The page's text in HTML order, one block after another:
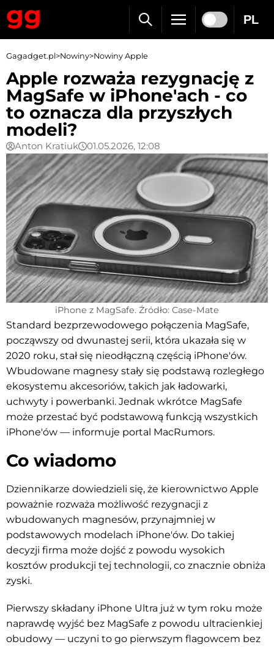
PL
Gagadget.pl>Nowiny>Nowiny Apple
Apple rozważa rezygnację z
MagSafe w iPhone'ach - co
to oznacza dla przyszłych
modeli?
Anton Kratiuk 01.05.2026, 12:08
iPhone z MagSafe. Źródło: Case-Mate
Standard bezprzewodowego połączenia MagSafe,
począwszy od dwunastej serii, która ukazała się w
2020 roku, stał się nieodłączną częścią iPhone'ów.
Wbudowane magnesy stały się podstawą rozległego
ekosystemu akcesoriów, takich jak ładowarki,
uchwyty i powerbanki. Jednak wkrótce MagSafe
może przestać być podstawową funkcją wszystkich
iPhone'ów — informuje portal MacRumors.
Co wiadomo
Dziennikarze dowiedzieli się, że kierownictwo Apple
poważnie rozważa możliwość rezygnacji z
wbudowanych magnesów, przynajmniej w
podstawowych modelach iPhone'ów. Do takiej
decyzji firma może dojść z powodu wysokich
kosztów produkcji tej technologii, co znacznie obniża
zyski.
Pierwszy składany iPhone Ultra już w tym roku może
naprawdę wyjść bez MagSafe z powodu ultracienkiej
obudowy — uczyni to go pierwszym flagowcem bez